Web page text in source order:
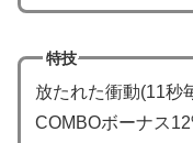
特技
放たれた衝動(11秒
COMBOボーナス